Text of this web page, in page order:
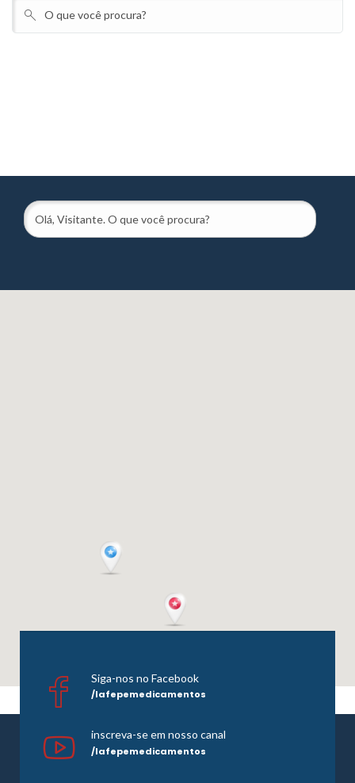
Siga-nos no Facebook
/lafepemedicamentos
inscreva-se em nosso canal
/lafepemedicamentos